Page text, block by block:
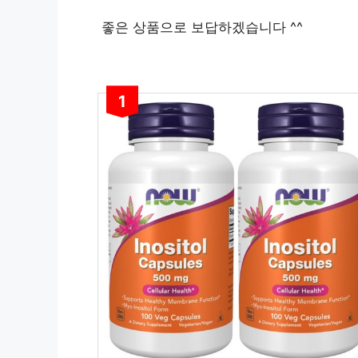
좋은 상품으로 보답하겠습니다 ^^
1